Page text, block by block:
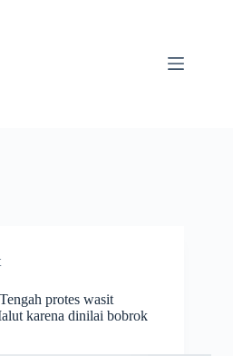
protes wasit
karena dinilai bobrok